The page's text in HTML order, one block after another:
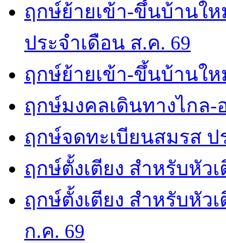
ฤกษ์ย้ายเข้า-ขึ้นบ้านใ
ประจำเดือน ส.ค. 69
ฤกษ์ย้ายเข้า-ขึ้นบ้านให
ฤกษ์มงคลเดินทางไกล-
ฤกษ์จดทะเบียนสมรส ป
ฤกษ์ตั้งเตียง สำหรับหัว
ฤกษ์ตั้งเตียง สำหรับหัว
ก.ค. 69